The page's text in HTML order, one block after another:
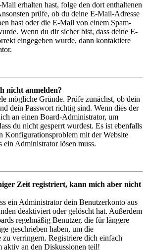
erhalten hast, folge den dort enthaltenen
prüfe, ob du deine E-Mail-Adresse
hast oder die E-Mail von einem Spam-
Wenn du dir sicher bist, dass deine E-
eingegeben wurde, dann kontaktiere
nicht anmelden?
mögliche Gründe. Prüfe zunächst, ob dein
dein Passwort richtig sind. Wenn dies der
an einen Board-Administrator, um
du nicht gesperrt wurdest. Es ist ebenfalls
Konfigurationsproblem mit der Website
ein Administrator lösen muss.
Zeit registriert, kann mich aber nicht
ein Administrator dein Benutzerkonto aus
deaktiviert oder gelöscht hat. Außerdem
regelmäßig Benutzer, die für längere
geschrieben haben, um die
zu verringern. Registriere dich einfach
aktiv an den Diskussionen teil!